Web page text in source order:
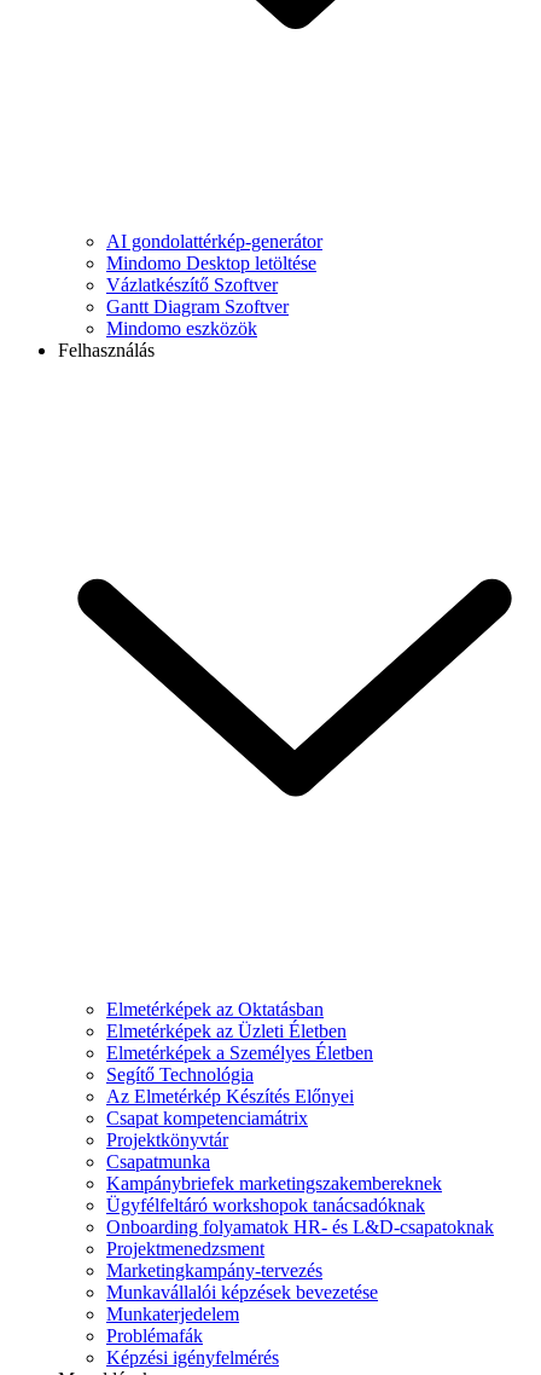
AI gondolattérkép-generátor
Mindomo Desktop letöltése
Vázlatkészítő Szoftver
Gantt Diagram Szoftver
Mindomo eszközök
Felhasználás
Elmetérképek az Oktatásban
Elmetérképek az Üzleti Életben
Elmetérképek a Személyes Életben
Segítő Technológia
Az Elmetérkép Készítés Előnyei
Csapat kompetenciamátrix
Projektkönyvtár
Csapatmunka
Kampánybriefek marketingszakembereknek
Ügyfélfeltáró workshopok tanácsadóknak
Onboarding folyamatok HR- és L&D-csapatoknak
Projektmenedzsment
Marketingkampány-tervezés
Munkavállalói képzések bevezetése
Munkaterjedelem
Problémafák
Képzési igényfelmérés